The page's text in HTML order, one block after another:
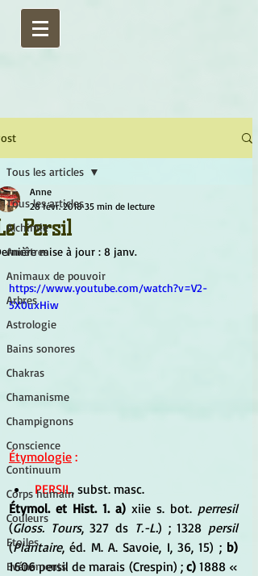
Tous les articles
Alchimie
Ancêtres
Animaux de pouvoir
Arbres
Astrologie
Bains sonores
Chakras
Chamanisme
Champignons
Conscience
Continuum
Corps humain
Couleurs
Etoiles
Evénements
Tous les articles
Persil
Anne
28 févr. 2018 35 min de lecture
mise à jour : 8 janv.
https://www.youtube.com/watch?v=V2-
5X0uxHiw
Étymologie :
PERSIL, subst. masc.
Étymol. et Hist. 1. a) xiie s. bot. perresil
(Gloss. Tours, 327 ds T.-L.) ; 1328 persil
(Plantaire, éd. M. A. Savoie, I, 36, 15) ;
1606 persil de marais (Crespin) ; c) 1888 «